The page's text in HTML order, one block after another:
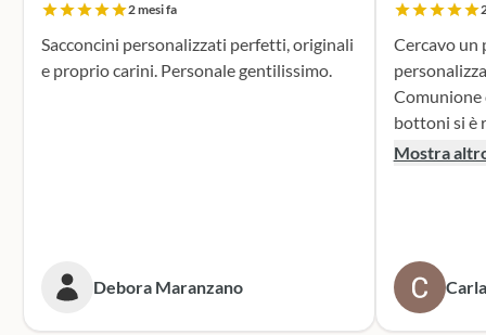
2 mesi fa
Sacconcini personalizzati perfetti, originali
e proprio carini. Personale gentilissimo.
Debora Maranzano
Cercavo
Comunione di
bottoni si è
supporto
prossime
bottoni!
Mostra